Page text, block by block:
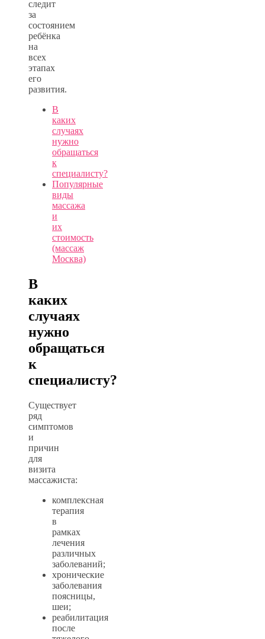
следит
за
состоянием
ребёнка
на
всех
этапах
его
развития.
В
каких
случаях
нужно
обращаться
к
специалисту?
Популярные
виды
массажа
и
их
стоимость
(массаж
Москва)
В
каких
случаях
нужно
обращаться
к
специалисту?
Существует
ряд
симптомов
и
причин
для
визита
массажиста:
комплексная
терапия
в
рамках
лечения
различных
заболеваний;
хронические
заболевания
поясницы,
шеи;
реабилитация
после